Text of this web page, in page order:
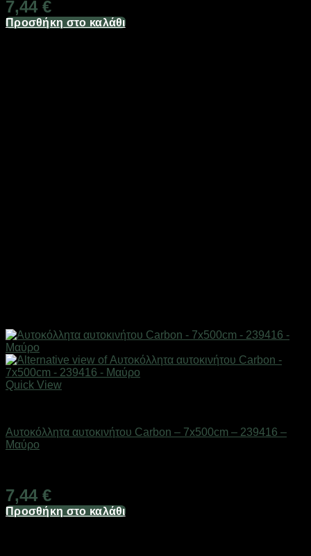
7,44 €
Προσθήκη στο καλάθι
Quick View
Αυτοκόλλητα αυτοκινήτου Carbon – 7x500cm – 239416 –
Μαύρο
7,44 €
Προσθήκη στο καλάθι